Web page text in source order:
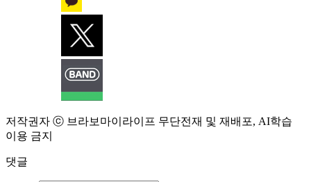
저작권자 ⓒ 브라보마이라이프 무단전재 및 재배포, AI학습
이용 금지
댓글